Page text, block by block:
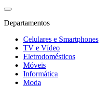
Departamentos
Celulares e Smartphones
TV e Vídeo
Eletrodomésticos
Móveis
Informática
Moda